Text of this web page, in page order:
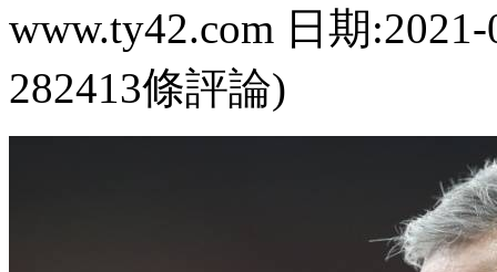
www.ty42.com 日期
282413條評論)